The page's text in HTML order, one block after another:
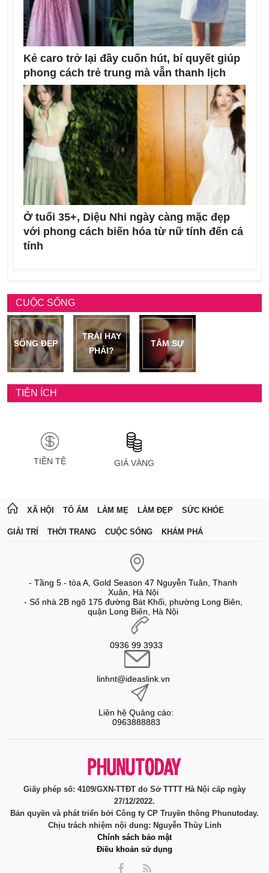
Kẻ caro trở lại đầy cuốn hút, bí quyết giúp
phong cách trẻ trung mà vẫn thanh lịch
Ở tuổi 35+, Diệu Nhi ngày càng mặc đẹp
với phong cách biến hóa từ nữ tính đến cá
tính
CUỘC SỐNG
SỐNG ĐẸP
TRÁI HAY
PHẢI?
TÂM SỰ
TIỆN ÍCH
TIỀN TỆ GIÁ VÀNG
XÃ HỘI TỔ ẤM LÀM MẸ LÀM ĐẸP SỨC KHỎE
GIẢI TRÍ THỜI TRANG CUỘC SỐNG KHÁM PHÁ
- Tầng 5 - tòa A, Gold Season 47 Nguyễn Tuân, Thanh
Xuân, Hà Nội
- Số nhà 2B ngõ 175 đường Bát Khối, phường Long Biên,
quận Long Biên, Hà Nội
0936 99 3933
linhnt@ideaslink.vn
Liên hệ Quảng cáo:
0963888883
Giấy phép số: 4109/GXN-TTĐT do Sở TTTT Hà Nội cấp ngày
27/12/2022.
Bản quyền và phát triển bởi Công ty CP Truyền thông Phunutoday.
Chịu trách nhiệm nội dung: Nguyễn Thùy Linh
Chính sách bảo mật
Điều khoản sử dụng